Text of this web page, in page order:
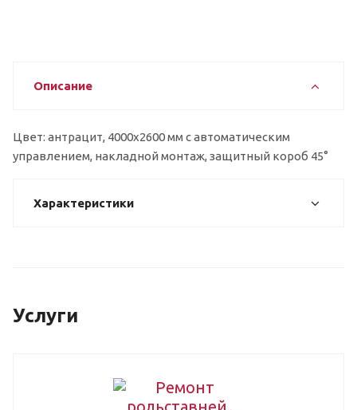
Описание
Цвет: антрацит, 4000x2600 мм с автоматическим
управлением, накладной монтаж, защитный короб 45°
Характеристики
Услуги